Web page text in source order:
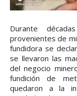
Durante
provenientes de
fundidora se
se llevaron las
del negocio
fundición de
quedaron a la